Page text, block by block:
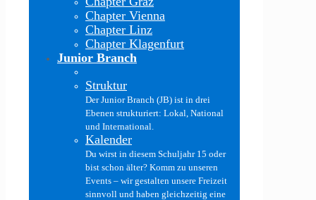
Chapter Vienna
Chapter Linz
Chapter Klagenfurt
Junior Branch
Struktur
Der Junior Branch (JB) ist in drei
Ebenen strukturiert: Lokal, National
und International.
Kalender
Du wirst in diesem Schuljahr 15 oder
bist schon älter? Komm zu unseren
Events – wir gestalten unsere Freizeit
sinnvoll und haben gleichzeitig eine